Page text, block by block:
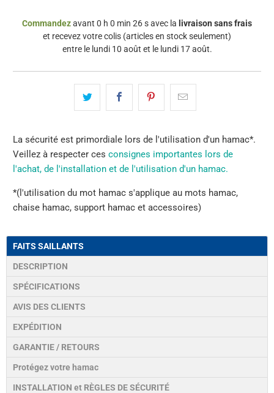
}}:
Commandezavant 0 h 0 min 26 savec la livraison sans frais
et recevez votre colis (articles en stock seulement)
entre le lundi 10 août et le lundi 17 août.
La sécurité est primordiale lors de l'utilisation d'un hamac*.
Veillez à respecter cesconsignes importantes lors de
l'achat, de l'installation et de l'utilisation d'un hamac.
*(l'utilisation du mot hamac s'applique au mots hamac,
chaise hamac, support hamac et accessoires)
FAITS SAILLANTS
DESCRIPTION
SPÉCIFICATIONS
AVIS DES CLIENTS
EXPÉDITION
GARANTIE / RETOURS
Protégez votre hamac
INSTALLATION et RÈGLES DE SÉCURITÉ